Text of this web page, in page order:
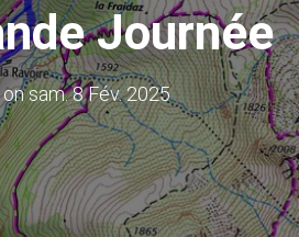
Journée
onsam. 8 Fév. 2025